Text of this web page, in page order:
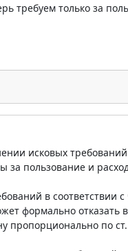
требуем только за
исковых
пользование и
в соответствии
формально отказать
пропорционально по